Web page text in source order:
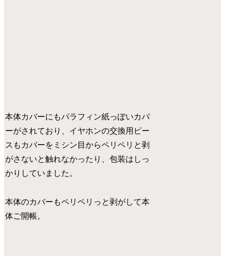
本体カバーにもパラフィン紙っぽいカバ
ーがされており、イヤホンの交換用ピー
スもカバーをミシン目からペリペリと剥
がさないと触れなかったり、包装はしっ
かりしていました。
本体のカバーもペリペリっと剥がして本
体ご開帳。